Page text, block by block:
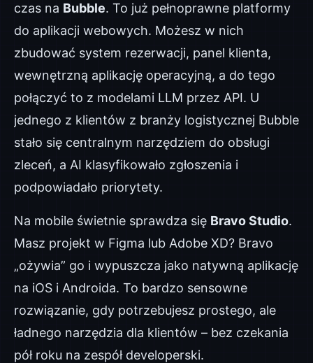
czas na Bubble. To już pełnoprawne platformy
do aplikacji webowych. Możesz w nich
zbudować system rezerwacji, panel klienta,
wewnętrzną aplikację operacyjną, a do tego
połączyć to z modelami LLM przez API. U
jednego z klientów z branży logistycznej Bubble
stało się centralnym narzędziem do obsługi
zleceń, a AI klasyfikowało zgłoszenia i
podpowiadało priorytety.
Na mobile świetnie sprawdza się Bravo Studio.
Masz projekt w Figma lub Adobe XD? Bravo
„ożywia” go i wypuszcza jako natywną aplikację
na iOS i Androida. To bardzo sensowne
rozwiązanie, gdy potrzebujesz prostego, ale
ładnego narzędzia dla klientów – bez czekania
pół roku na zespół developerski.